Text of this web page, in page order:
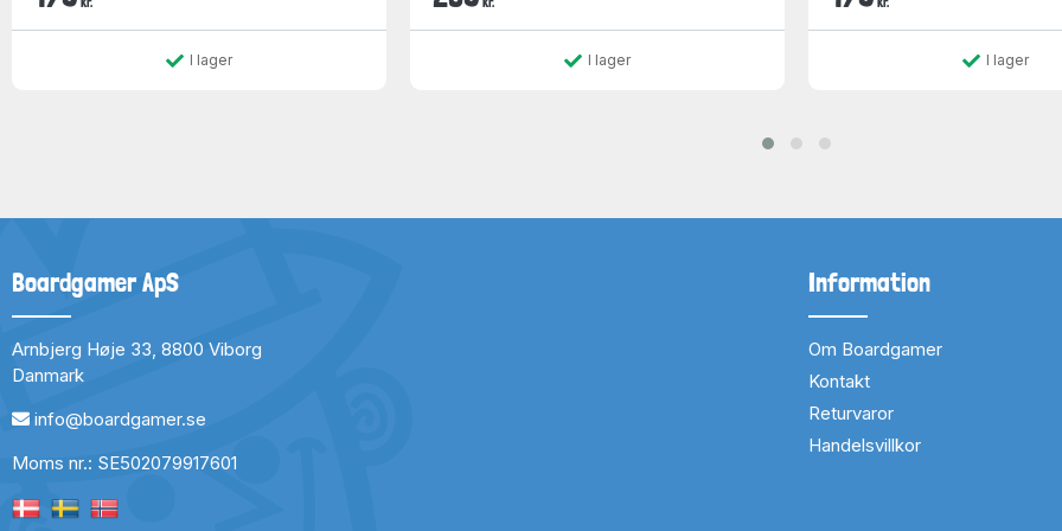
I lager I lager I lager
Boardgamer ApS
Arnbjerg Høje 33, 8800 Viborg
Danmark
info@boardgamer.se
Moms nr.: SE502079917601
Information
Om Boardgamer
Kontakt
Returvaror
Handelsvillkor